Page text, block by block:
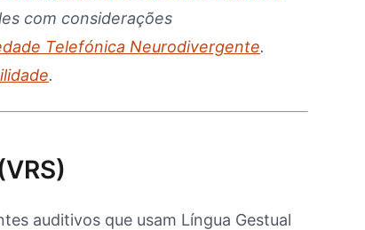
com considerações
Telefónica Neurodivergente.
.
auditivos que usam Língua Gestual